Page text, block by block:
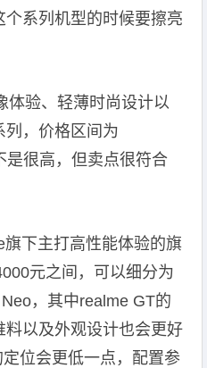
系列机型的时候要擦亮
体验、轻薄时尚设计以
列，价格区间为
是很高，但卖点很符合
旗下主打高性能体验的旗
元之间，可以细分为
，其中realme GT的
以及外观设计也会更好
位会更低一点，配置参